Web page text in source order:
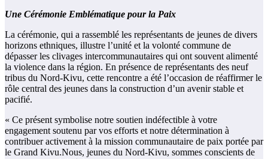
Une Cérémonie Emblématique pour la Paix
La cérémonie, qui a rassemblé les représentants de jeunes de divers
horizons ethniques, illustre l’unité et la volonté commune de
dépasser les clivages intercommunautaires qui ont souvent alimenté
la violence dans la région. En présence de représentants des neuf
tribus du Nord-Kivu, cette rencontre a été l’occasion de réaffirmer le
rôle central des jeunes dans la construction d’un avenir stable et
pacifié.
« Ce présent symbolise notre soutien indéfectible à votre
engagement soutenu par vos efforts et notre détermination à
contribuer activement à la mission communautaire de paix portée par
le Grand Kivu.Nous, jeunes du Nord-Kivu, sommes conscients de